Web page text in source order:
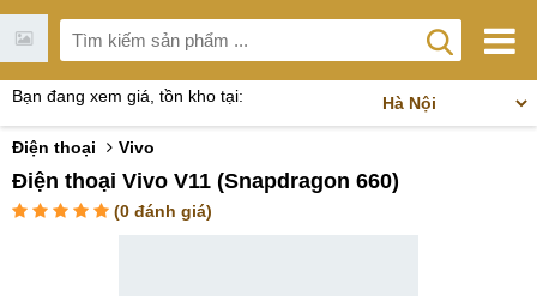
Bạn đang xem giá, tồn kho tại:
Điện thoại Vivo
Điện thoại Vivo V11 (Snapdragon 660)
(0 đánh giá)